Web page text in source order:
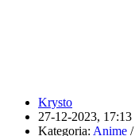
Krysto
27-12-2023, 17:13
Kategoria: Anime /